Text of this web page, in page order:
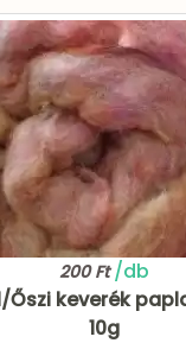
200 Ft/db
Őszi keverék
10g